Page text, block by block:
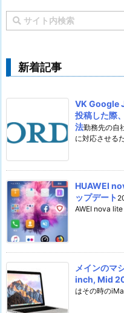
新着記事
VK Google
投稿した際
法勤務先の自
に対応させる
HUAWEI
ップデート
AWEI nova lite
メインのマ
inch, Mid
はその時の